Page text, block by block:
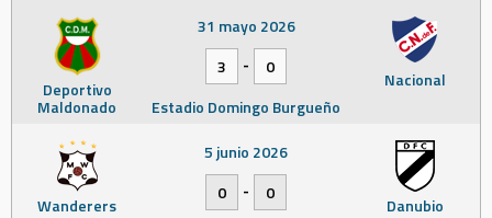
Deportivo
Maldonado
Nacional
31 mayo 2026
3
-
0
Estadio Domingo Burgueño
Wanderers Danubio
5 junio 2026
0
-
0